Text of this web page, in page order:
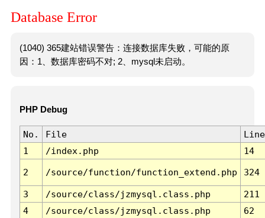
Database Error
(1040) 365建站错误警告：连接数据库失败，可能的原
因：1、数据库密码不对; 2、mysql未启动。
PHP Debug
No. File
Line
1
/index.php 14
2 /source/function/function_extend.php 324
3 /source/class/jzmysql.class.php
211
4
/source/class/jzmysql.class.php
62